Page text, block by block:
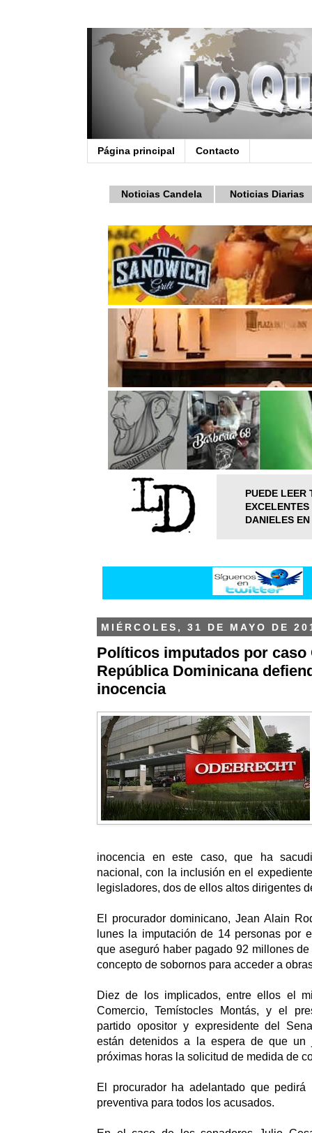
Página principal Contacto
Noticias Candela Noticias Diarias
PUEDE LEER
DANIELES
MIÉRCOLES, 31 DE MAYO DE
Políticos imputados por caso
República Dominicana
inocencia
inocencia en este caso, que ha
nacional, con la inclusión en el
legisladores, dos de ellos altos dirigentes
El procurador dominicano, Jean Alain
lunes la imputación de 14 personas por
que aseguró haber pagado 92 millones
concepto de sobornos para acceder a
Diez de los implicados, entre ellos el
Comercio, Temístocles Montás, y el
partido opositor y expresidente del
están detenidos a la espera de que un
próximas horas la solicitud de medida de
El procurador ha adelantado que
preventiva para todos los acusados.